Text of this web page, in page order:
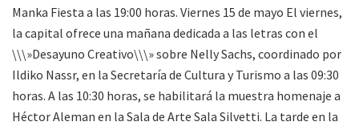
Manka Fiesta a las 19:00 horas. Viernes 15 de mayo El viernes,
la capital ofrece una mañana dedicada a las letras con el
\\\»Desayuno Creativo\\\» sobre Nelly Sachs, coordinado por
Ildiko Nassr, en la Secretaría de Cultura y Turismo a las 09:30
horas. A las 10:30 horas, se habilitará la muestra homenaje a
Héctor Aleman en la Sala de Arte Sala Silvetti. La tarde en la